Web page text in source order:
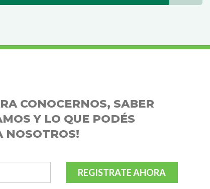
CONOCERNOS, SABER
Y LO QUE PODÉS
NOSOTROS!
REGISTRATE AHORA